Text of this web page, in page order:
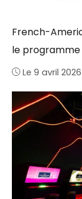
French-
le programme
Le 9 avril